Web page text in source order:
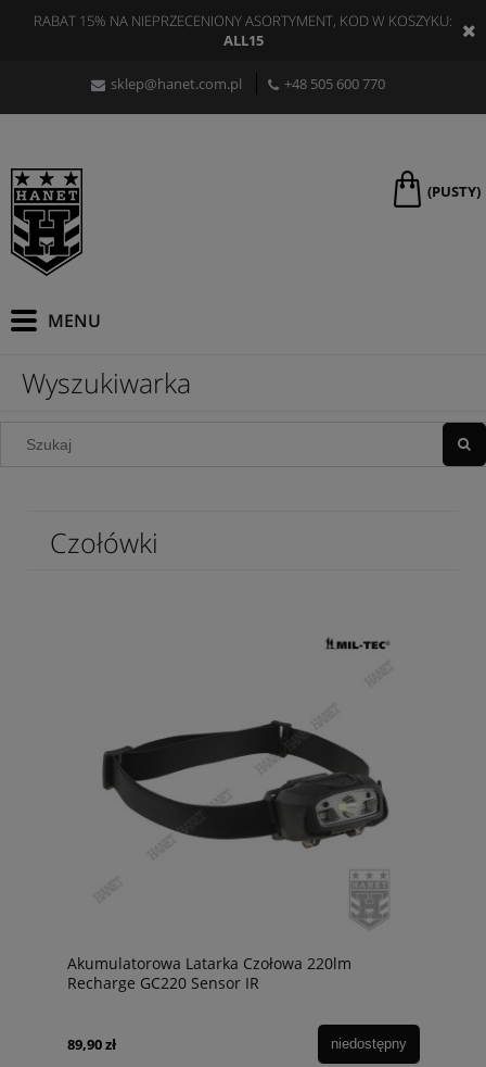
RABAT 15% NA NIEPRZECENIONY ASORTYMENT, KOD W KOSZYKU:
ALL15
sklep@hanet.com.pl +48 505 600 770
(PUSTY)
Wyszukiwarka
Czołówki
Akumulatorowa Latarka Czołowa 220lm
Recharge GC220 Sensor IR
89,90 zł niedostępny